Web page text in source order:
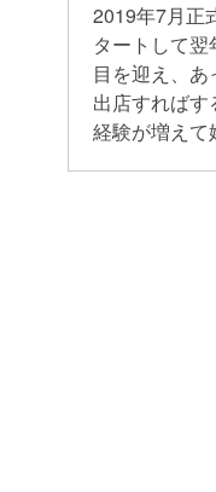
2019年7月正
タートして
目を迎え、あ
出店すればす
経験が増えて